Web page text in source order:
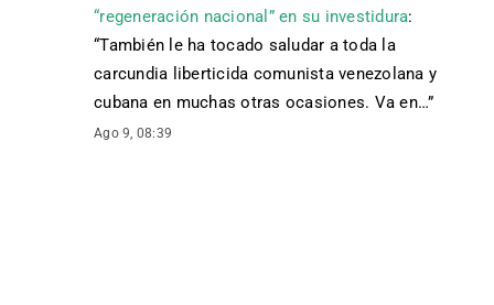
“regeneración nacional” en su investidura:
“También le ha tocado saludar a toda la
carcundia liberticida comunista venezolana y
cubana en muchas otras ocasiones. Va en…”
Ago 9, 08:39